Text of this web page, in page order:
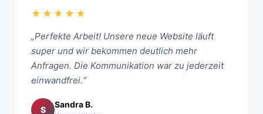
★★★★★
„Perfekte Arbeit! Unsere neue Website läuft
super und wir bekommen deutlich mehr
Anfragen. Die Kommunikation war zu jederzeit
einwandfrei.“
S
Sandra B.